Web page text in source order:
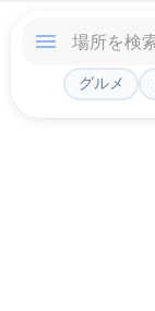
グルメ